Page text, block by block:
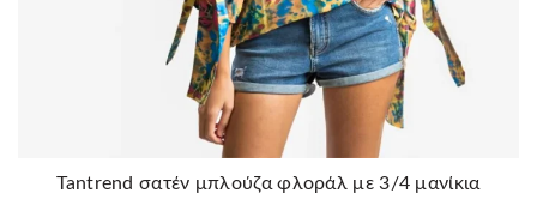
Tantrend σατέν μπλούζα φλοράλ με 3/4 μανίκια